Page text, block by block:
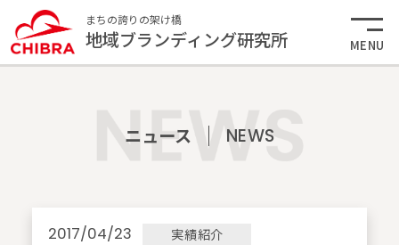
まちの誇りの架け橋
地域ブランディング研究所 MENU
ニュース NEWS
2017/04/23 実績紹介